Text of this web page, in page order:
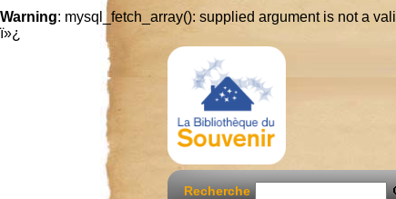
Warning: mysql_fetch_array(): supplied argument is not a
ï»¿
Recherche